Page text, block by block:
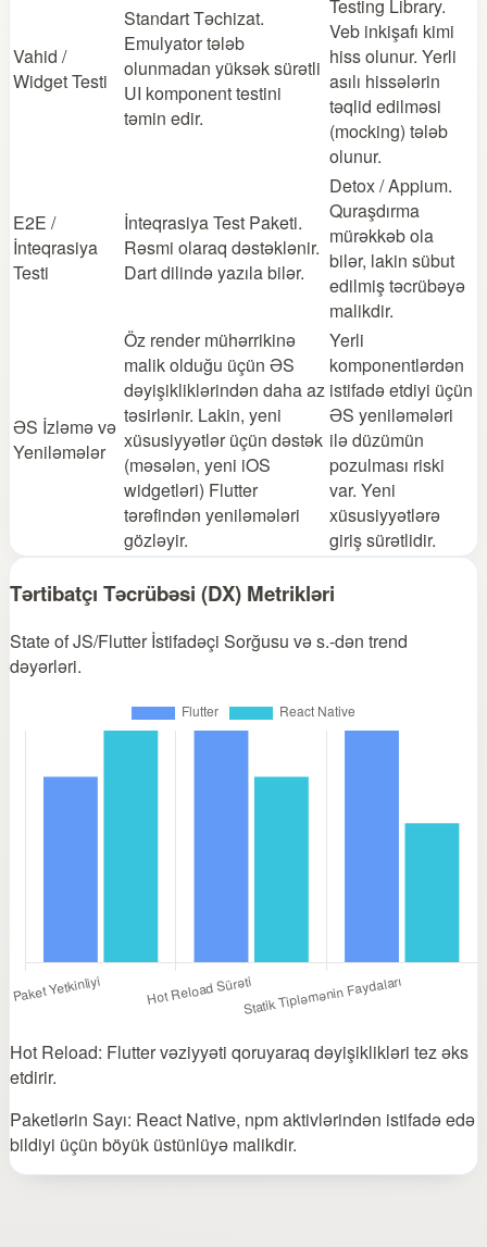
Vahid /
Widget Testi
Standart Təchizat.
Emulyator tələb
olunmadan yüksək sürətli
UI komponent testini
təmin edir.
Testing Library.
Veb inkişafı kimi
hiss olunur. Yerli
asılı hissələrin
təqlid edilməsi
(mocking) tələb
olunur.
E2E /
İnteqrasiya
Testi
İnteqrasiya Test Paketi.
Rəsmi olaraq dəstəklənir.
Dart dilində yazıla bilər.
Detox / Appium.
Quraşdırma
mürəkkəb ola
bilər, lakin sübut
edilmiş təcrübəyə
malikdir.
ƏS İzləmə və
Yeniləmələr
Öz render mühərrikinə
malik olduğu üçün ƏS
dəyişikliklərindən daha az
təsirlənir. Lakin, yeni
xüsusiyyətlər üçün dəstək
(məsələn, yeni iOS
widgetləri) Flutter
tərəfindən yeniləmələri
gözləyir.
Yerli
komponentlərdən
istifadə etdiyi üçün
ƏS yeniləmələri
ilə düzümün
pozulması riski
var. Yeni
xüsusiyyətlərə
giriş sürətlidir.
Tərtibatçı Təcrübəsi (DX) Metrikləri
State of JS/Flutter İstifadəçi Sorğusu və s.-dən trend
dəyərləri.
Hot Reload: Flutter vəziyyəti qoruyaraq dəyişiklikləri tez əks
etdirir.
Paketlərin Sayı: React Native, npm aktivlərindən istifadə edə
bildiyi üçün böyük üstünlüyə malikdir.